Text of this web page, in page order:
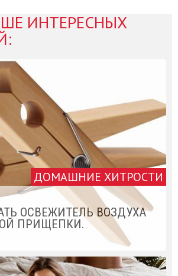
ИНТЕРЕСНЫХ
ДОМАШНИЕ ХИТРОСТИ
ОСВЕЖИТЕЛЬ ВОЗДУХА
ПРИЩЕПКИ.